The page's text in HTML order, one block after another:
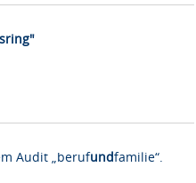
Audit „berufundfamilie“.